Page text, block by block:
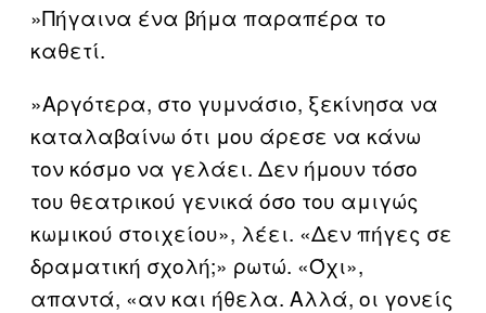
»Πήγαινα ένα βήμα παραπέρα το
καθετί.
»Αργότερα, στο γυμνάσιο, ξεκίνησα να
καταλαβαίνω ότι μου άρεσε να κάνω
τον κόσμο να γελάει. Δεν ήμουν τόσο
του θεατρικού γενικά όσο του αμιγώς
κωμικού στοιχείου», λέει. «Δεν πήγες σε
δραματική σχολή;» ρωτώ. «Όχι»,
απαντά, «αν και ήθελα. Αλλά, οι γονείς